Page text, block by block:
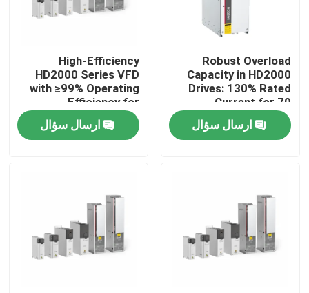
تور کارخانه
کنترل کیفیت
اخبار
درخواست نقل قول
Robust Overload
Capacity in HD2000
Drives: 130% Rated
Current for 70
Seconds
ارسال سؤال
High-Efficiency
HD2000 Series VFD
with ≥99% Operating
Efficiency for
Industrial Motor
Drives ارسال سؤال